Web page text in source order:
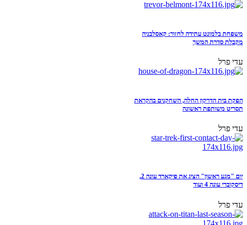
משפחת בלמונט עתידה לחזור: קאסלבניה
מקבלת סדרת המשך
עדי פרל
הפקת בית הדרקון החלה, השחקנים בהקראת
תסריט משותפת ראשונה
עדי פרל
יום "מגע ראשון" הציג את פיקארד עונה 2,
דיסקוברי עונה 4 ועוד
עדי פרל